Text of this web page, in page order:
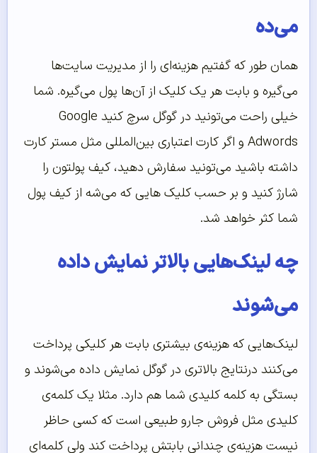
می‌‌ده
همان طور که گفتیم هزینه‌‌ای را از مدیریت سایت‌‌ها
می‌‌گیره و بابت هر یک کلیک از آن‌‌ها پول می‌‌گیره. شما
خیلی راحت می‌‌تونید در گوگل سرچ کنید Google
Adwords و اگر کارت اعتباری بین‌‌المللی مثل مستر کارت
داشته باشید می‌‌تونید سفارش دهید، کیف پولتون را
شارژ کنید و بر حسب کلیک هایی که می‌‌شه از کیف پول
شما کثر خواهد شد.
چه لینک‌‌هایی بالاتر نمایش داده
می‌‌شوند
لینک‌‌هایی که هزینه‌‌ی بیشتری بابت هر کلیکی پرداخت
می‌‌کنند درنتایج بالاتری در گوگل نمایش داده می‌‌شوند و
بستگی به کلمه کلیدی شما هم دارد. مثلا یک کلمه‌‌ی
کلیدی مثل فروش جارو طبیعی است که کسی حاظر
نیست هزینه‌‌ی چندانی بابتش پرداخت کند ولی کلمه‌‌ای